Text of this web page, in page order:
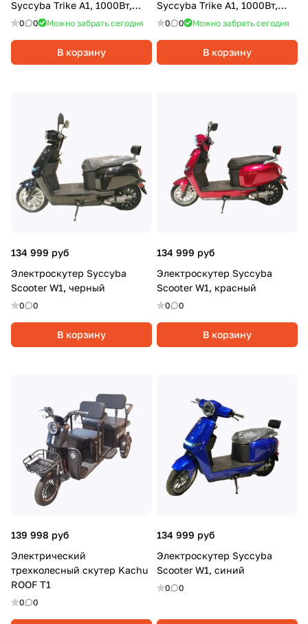
Syccyba Trike A1, 1000Вт,
20Ач, Синий
0 0 Можно забрать сегодня
В корзину
Syccyba Trike A1, 1000Вт,
20Ач, Красный
0 0 Можно забрать сегодня
В корзину
134 999 руб
Электроскутер Syccyba
Scooter W1, черный
0 0
В корзину
134 999 руб
Электроскутер Syccyba
Scooter W1, красный
0 0
В корзину
139 998 руб
Электрический
трехколесный скутер Kachu
ROOF T1
0 0
134 999 руб
Электроскутер Syccyba
Scooter W1, синий
0 0